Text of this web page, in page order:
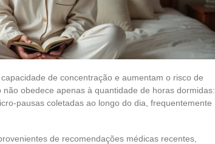
de concentração e aumentam o risco de
obedece apenas à quantidade de horas dormidas:
pausas coletadas ao longo do dia, frequentemente
de recomendações médicas recentes,